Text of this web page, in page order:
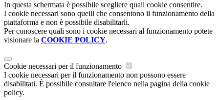
In questa schermata è possibile scegliere quali cookie consentire.
I cookie necessari sono quelli che consentono il funzionamento della
piattaforma e non è possibile disabilitarli.
Per conoscere quali sono i cookie necessari al funzionamento potete
visionare la COOKIE POLICY.
Cookie necessari per il funzionamento
I cookie necessari per il funzionamento non possono essere
disabilitati. È possibile consultare l'elenco nella pagina della cookie
policy.